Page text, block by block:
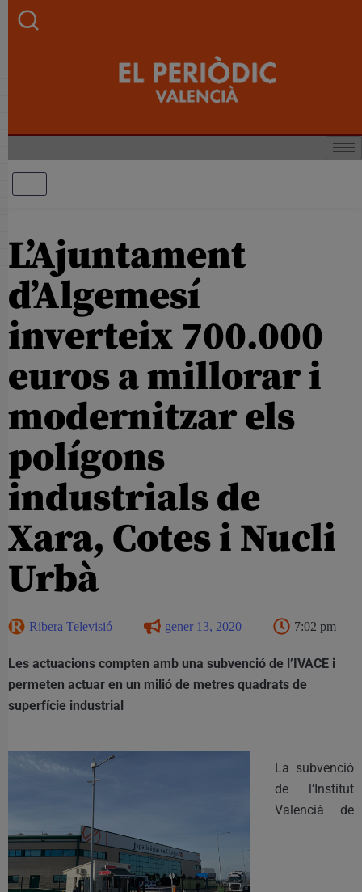
L’Ajuntament
d’Algemesí
inverteix 700.000
euros a millorar i
modernitzar els
polígons
industrials de
Xara, Cotes i Nucli
Urbà
Ribera Televisió gener 13, 2020 7:02 pm
Les actuacions compten amb una subvenció de l’IVACE i
permeten actuar en un milió de metres quadrats de
superfície industrial
La subvenció
de l’Institut
Valencià de